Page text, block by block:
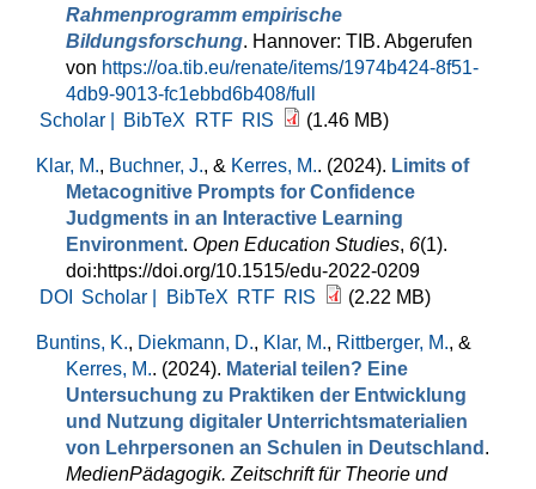
Rahmenprogramm empirische
Bildungsforschung. Hannover: TIB. Abgerufen
von https://oa.tib.eu/renate/items/1974b424-8f51-
4db9-9013-fc1ebbd6b408/full
Scholar |
BibTeX RTF RIS (1.46 MB)
Klar, M., Buchner, J., & Kerres, M.. (2024). Limits of
Metacognitive Prompts for Confidence
Judgments in an Interactive Learning
Environment. Open Education Studies, 6(1).
doi:https://doi.org/10.1515/edu-2022-0209
DOI
Scholar | BibTeX RTF RIS (2.22 MB)
Buntins, K., Diekmann, D., Klar, M., Rittberger, M., &
Kerres, M.. (2024). Material teilen? Eine
Untersuchung zu Praktiken der Entwicklung
und Nutzung digitaler Unterrichtsmaterialien
von Lehrpersonen an Schulen in Deutschland .
MedienPädagogik. Zeitschrift für Theorie und